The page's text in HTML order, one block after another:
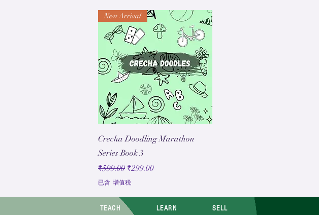
快速瀏覽
New Arrival
Crecha Doodling Marathon
Series Book 3
一般價格
₹599.00 促銷價格
₹299.00
已含 增值税
TEACH LEARN SELL